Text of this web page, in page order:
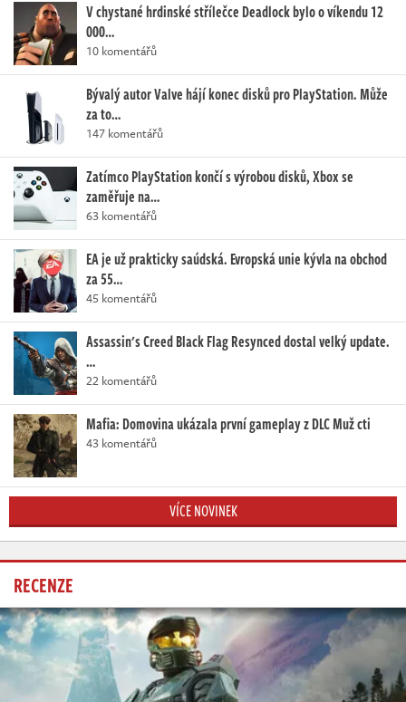
V chystané hrdinské střílečce Deadlock bylo o víkendu 12
000…
10 komentářů
Bývalý autor Valve hájí konec disků pro PlayStation. Může
za to…
147 komentářů
Zatímco PlayStation končí s výrobou disků, Xbox se
zaměřuje na…
63 komentářů
EA je už prakticky saúdská. Evropská unie kývla na obchod
za 55…
45 komentářů
Assassin's Creed Black Flag Resynced dostal velký update.
…
22 komentářů
Mafia: Domovina ukázala první gameplay z DLC Muž cti
43 komentářů
VÍCE NOVINEK
RECENZE